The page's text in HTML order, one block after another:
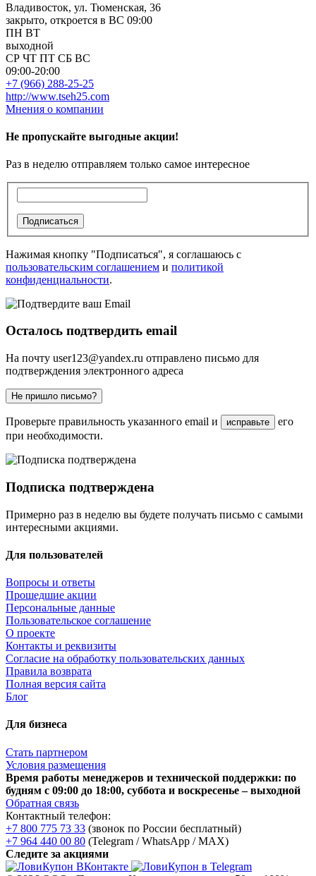
Владивосток, ул. Тюменская, 36
закрыто, откроется в ВС 09:00
ПН ВТ
выходной
СР ЧТ ПТ СБ ВС
09:00-20:00
+7 (966) 288-25-25
http://www.tseh25.com
Мнения о компании
Не пропускайте выгодные акции!
Раз в неделю отправляем только самое интересное
Подписаться
Нажимая кнопку "Подписаться", я соглашаюсь с
пользовательским соглашением и политикой
конфиденциальности.
Осталось подтвердить email
На почту user123@yandex.ru отправлено письмо для
подтверждения электронного адреса
Не пришло письмо?
Проверьте правильность указанного email и исправьте
его
при необходимости.
Подписка подтверждена
Примерно раз в неделю вы будете получать письмо с самыми
интересными акциями.
Для пользователей
Вопросы и ответы
Прошедшие акции
Персональные данные
Пользовательское соглашение
О проекте
Контакты и реквизиты
Согласие на обработку пользовательских данных
Правила возврата
Полная версия сайта
Блог
Для бизнеса
Стать партнером
Условия размещения
Время работы менеджеров и технической поддержки: по
будням с 09:00 до 18:00, суббота и воскресенье – выходной
Обратная связь
Контактный телефон:
+7 800 775 73 33 (звонок по России бесплатный)
+7 964 440 00 80 (Telegram / WhatsApp / MAX)
Следите за акциями